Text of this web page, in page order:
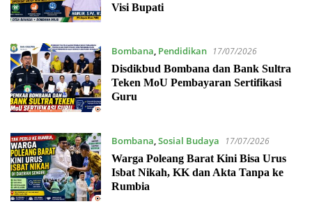
Visi Bupati
Bombana, Pendidikan
17/07/2026
Disdikbud Bombana dan Bank Sultra
Teken MoU Pembayaran Sertifikasi
Guru
Bombana Sosial Budaya
17/07/2026
Warga Poleang Barat Kini Bisa Urus
Isbat Nikah, KK dan Akta Tanpa ke
Rumbia